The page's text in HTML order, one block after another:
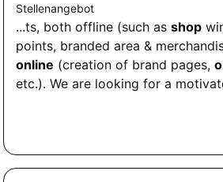
Stellenangebot
...ts, both offline (such as shop
points, branded area &
online (creation of brand pages,
etc.). We are looking for a